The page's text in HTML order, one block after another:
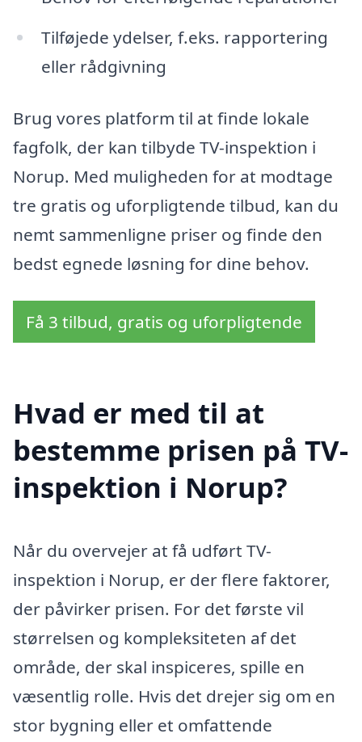
Tilføjede ydelser, f.eks. rapportering
eller rådgivning
Brug vores platform til at finde lokale
fagfolk, der kan tilbyde TV-inspektion i
Norup. Med muligheden for at modtage
tre gratis og uforpligtende tilbud, kan du
nemt sammenligne priser og finde den
bedst egnede løsning for dine behov.
Få 3 tilbud, gratis og uforpligtende
Hvad er med til at
bestemme prisen på TV-
inspektion i Norup?
Når du overvejer at få udført TV-
inspektion i Norup, er der flere faktorer,
der påvirker prisen. For det første vil
størrelsen og kompleksiteten af det
område, der skal inspiceres, spille en
væsentlig rolle. Hvis det drejer sig om en
stor bygning eller et omfattende